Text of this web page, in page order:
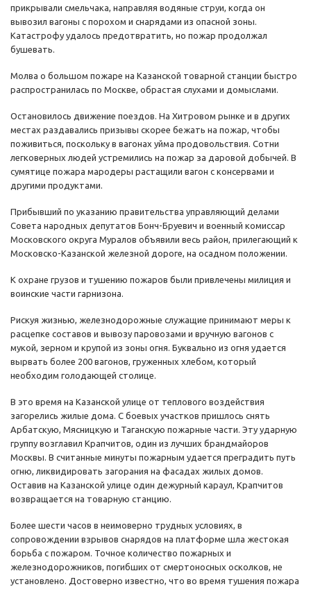
прикрывали смельчака, направляя водяные струи, когда он
вывозил вагоны с порохом и снарядами из опасной зоны.
Катастрофу удалось предотвратить, но пожар продолжал
бушевать.
Молва о большом пожаре на Казанской товарной станции быстро
распространилась по Москве, обрастая слухами и домыслами.
Остановилось движение поездов. На Хитровом рынке и в других
местах раздавались призывы скорее бежать на пожар, чтобы
поживиться, поскольку в вагонах уйма продовольствия. Сотни
легковерных людей устремились на пожар за даровой добычей. В
сумятице пожара мародеры растащили вагон с консервами и
другими продуктами.
Прибывший по указанию правительства управляющий делами
Совета народных депутатов Бонч-Бруевич и военный комиссар
Московского округа Муралов объявили весь район, прилегающий к
Московско-Казанской железной дороге, на осадном положении.
К охране грузов и тушению пожаров были привлечены милиция и
воинские части гарнизона.
Рискуя жизнью, железнодорожные служащие принимают меры к
расцепке составов и вывозу паровозами и вручную вагонов с
мукой, зерном и крупой из зоны огня. Буквально из огня удается
вырвать более 200 вагонов, груженных хлебом, который
необходим голодающей столице.
В это время на Казанской улице от теплового воздействия
загорелись жилые дома. С боевых участков пришлось снять
Арбатскую, Мясницкую и Таганскую пожарные части. Эту ударную
группу возглавил Крапчитов, один из лучших брандмайоров
Москвы. В считанные минуты пожарным удается преградить путь
огню, ликвидировать загорания на фасадах жилых домов.
Оставив на Казанской улице один дежурный караул, Крапчитов
возвращается на товарную станцию.
Более шести часов в неимоверно трудных условиях, в
сопровождении взрывов снарядов на платформе шла жестокая
борьба с пожаром. Точное количество пожарных и
железнодорожников, погибших от смертоносных осколков, не
установлено. Достоверно известно, что во время тушения пожара